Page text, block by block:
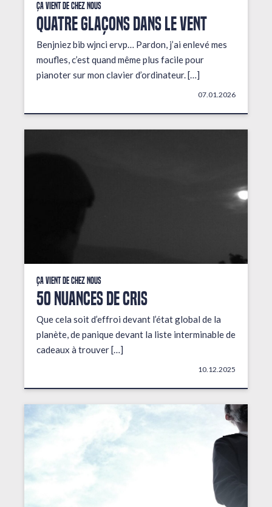
Ça vient de chez nous
QUATRE GLAÇONS DANS LE VENT
Benjniez bib wjnci ervp… Pardon, j’ai enlevé mes
moufles, c’est quand même plus facile pour
pianoter sur mon clavier d’ordinateur. […]
07.01.2026
Ça vient de chez nous
50 NUANCES DE CRIS
Que cela soit d’effroi devant l’état global de la
planète, de panique devant la liste interminable de
cadeaux à trouver […]
10.12.2025